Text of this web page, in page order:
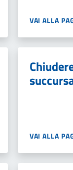
VAI ALLA
VAI ALLA